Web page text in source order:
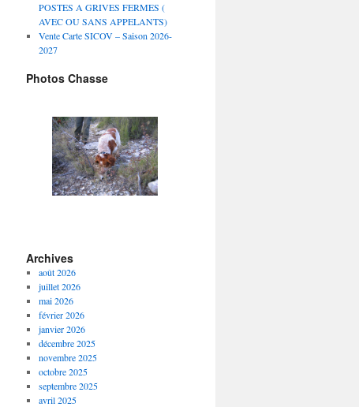
POSTES A GRIVES FERMES (
AVEC OU SANS APPELANTS)
Vente Carte SICOV – Saison 2026-
2027
Photos Chasse
Archives
août 2026
juillet 2026
mai 2026
février 2026
janvier 2026
décembre 2025
novembre 2025
octobre 2025
septembre 2025
avril 2025